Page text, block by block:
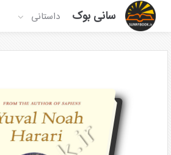
سانی بوک داستانی